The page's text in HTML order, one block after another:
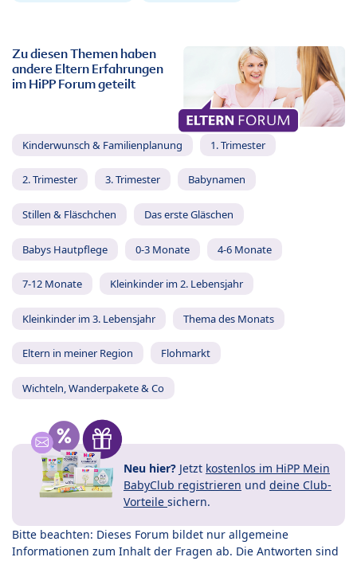
Zu diesen Themen haben
andere Eltern Erfahrungen
im HiPP Forum geteilt
Kinderwunsch & Familienplanung 1. Trimester
2. Trimester 3. Trimester Babynamen
Stillen & Fläschchen Das erste Gläschen
Babys Hautpflege 0-3 Monate 4-6 Monate
7-12 Monate Kleinkinder im 2. Lebensjahr
Kleinkinder im 3. Lebensjahr Thema des Monats
Eltern in meiner Region Flohmarkt
Wichteln, Wanderpakete & Co
Neu hier? Jetzt kostenlos im HiPP Mein
BabyClub registrieren und deine Club-
Vorteile sichern.
Bitte beachten: Dieses Forum bildet nur allgemeine
Informationen zum Inhalt der Fragen ab. Die Antworten sind